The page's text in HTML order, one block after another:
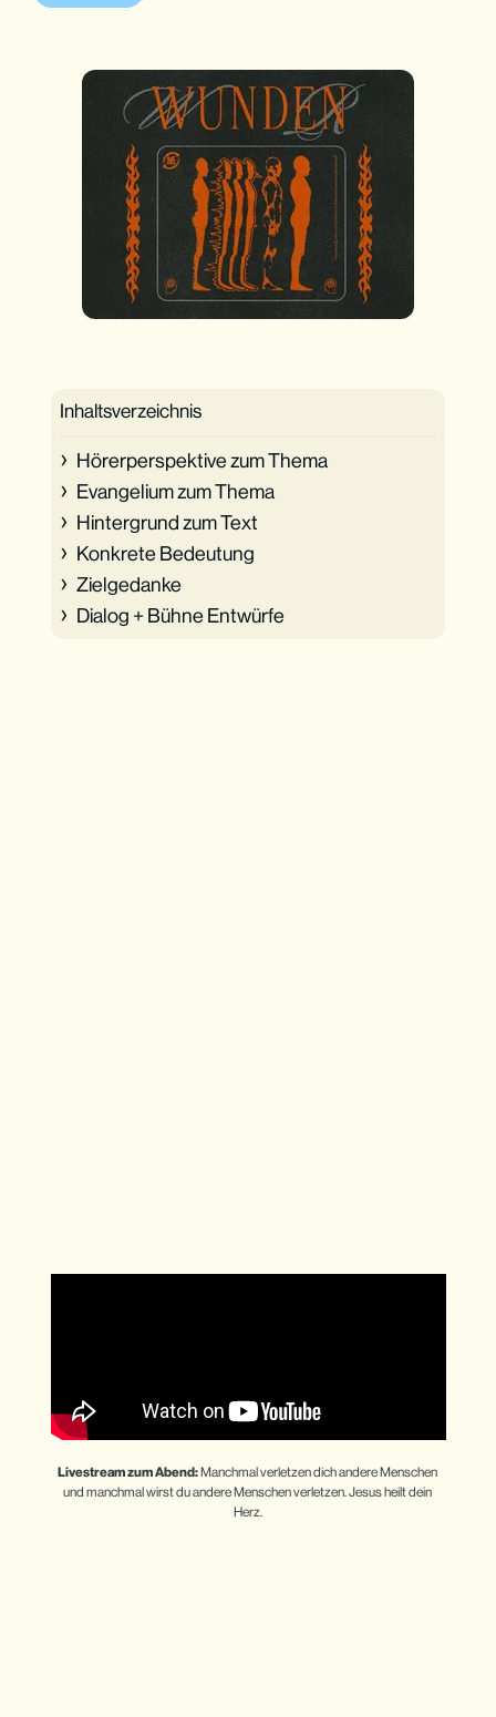
Inhaltsverzeichnis
Hörerperspektive zum Thema
Evangelium zum Thema
Hintergrund zum Text
Konkrete Bedeutung
Zielgedanke
Dialog + Bühne Entwürfe
Livestream zum Abend: Manchmal verletzen dich andere Menschen
und manchmal wirst du andere Menschen verletzen. Jesus heilt dein
Herz.